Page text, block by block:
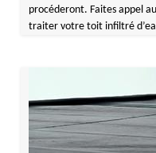
procéderont. Faites appel
traiter votre toit infiltré